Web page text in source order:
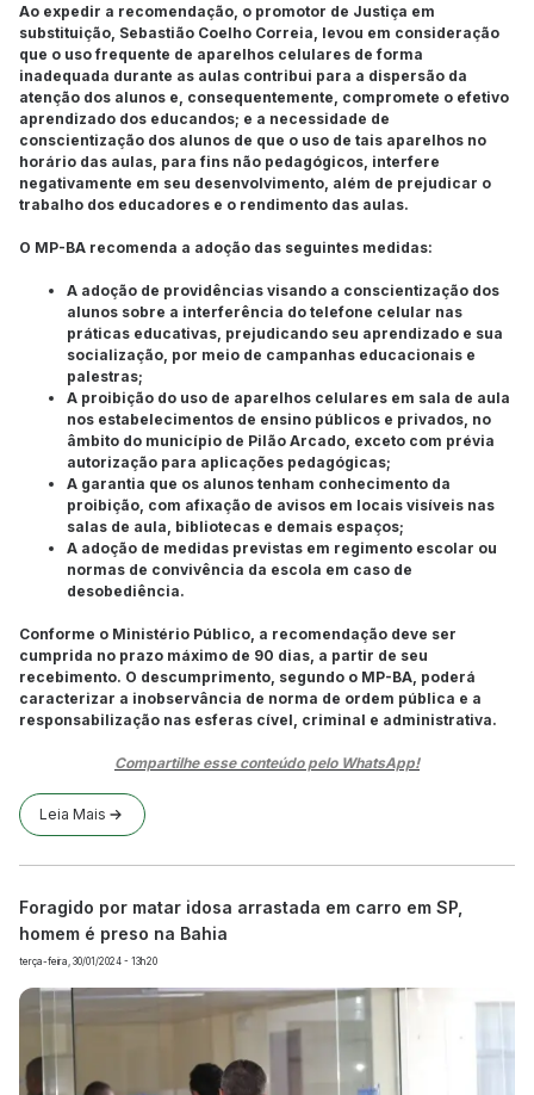
Ao expedir a recomendação, o promotor de Justiça em
substituição, Sebastião Coelho Correia, levou em consideração
que o uso frequente de aparelhos celulares de forma
inadequada durante as aulas contribui para a dispersão da
atenção dos alunos e, consequentemente, compromete o efetivo
aprendizado dos educandos; e a necessidade de
conscientização dos alunos de que o uso de tais aparelhos no
horário das aulas, para fins não pedagógicos, interfere
negativamente em seu desenvolvimento, além de prejudicar o
trabalho dos educadores e o rendimento das aulas.
O MP-BA recomenda a adoção das seguintes medidas:
A adoção de providências visando a conscientização dos
alunos sobre a interferência do telefone celular nas
práticas educativas, prejudicando seu aprendizado e sua
socialização, por meio de campanhas educacionais e
palestras;
A proibição do uso de aparelhos celulares em sala de aula
nos estabelecimentos de ensino públicos e privados, no
âmbito do município de Pilão Arcado, exceto com prévia
autorização para aplicações pedagógicas;
A garantia que os alunos tenham conhecimento da
proibição, com afixação de avisos em locais visíveis nas
salas de aula, bibliotecas e demais espaços;
A adoção de medidas previstas em regimento escolar ou
normas de convivência da escola em caso de
desobediência.
Conforme o Ministério Público, a recomendação deve ser
cumprida no prazo máximo de 90 dias, a partir de seu
recebimento. O descumprimento, segundo o MP-BA, poderá
caracterizar a inobservância de norma de ordem pública e a
responsabilização nas esferas cível, criminal e administrativa.
Compartilhe esse conteúdo pelo WhatsApp!
Leia Mais
Foragido por matar idosa arrastada em carro em SP,
homem é preso na Bahia
terça-feira, 30/01/2024 - 13h20